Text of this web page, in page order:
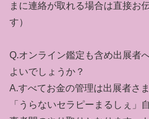
まに連絡が取れる場合は直接お
す）
Q.オンライン鑑定も含め出展者
よいでしょうか？
A.すべてお金の管理は出展者さ
「うらないセラピーまるしぇ」